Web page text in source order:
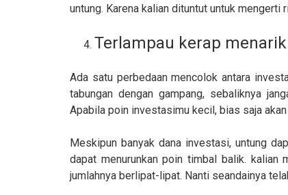
untung. Karena kalian dituntut untuk
Terlampau kerap
Ada satu perbedaan mencolok antara
tabungan dengan gampang, sebaliknya
Apabila poin investasimu kecil, bias saja
Meskipun banyak dana investasi, untung
dapat menurunkan poin timbal balik. kalian
jumlahnya berlipat-lipat. Nanti seandainya